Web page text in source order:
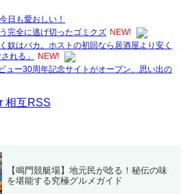
日も愛おしい！
完全に逃げ切ったゴミクズ NEW!
奴はバカ。ホストの初回なら居酒屋より安く
れる」
NEW!
ュー30周年記念サイトがオープン、思い出の
相互RSS
【鳴門競艇場】地元民が唸る！秘伝の味
を堪能する究極グルメガイド